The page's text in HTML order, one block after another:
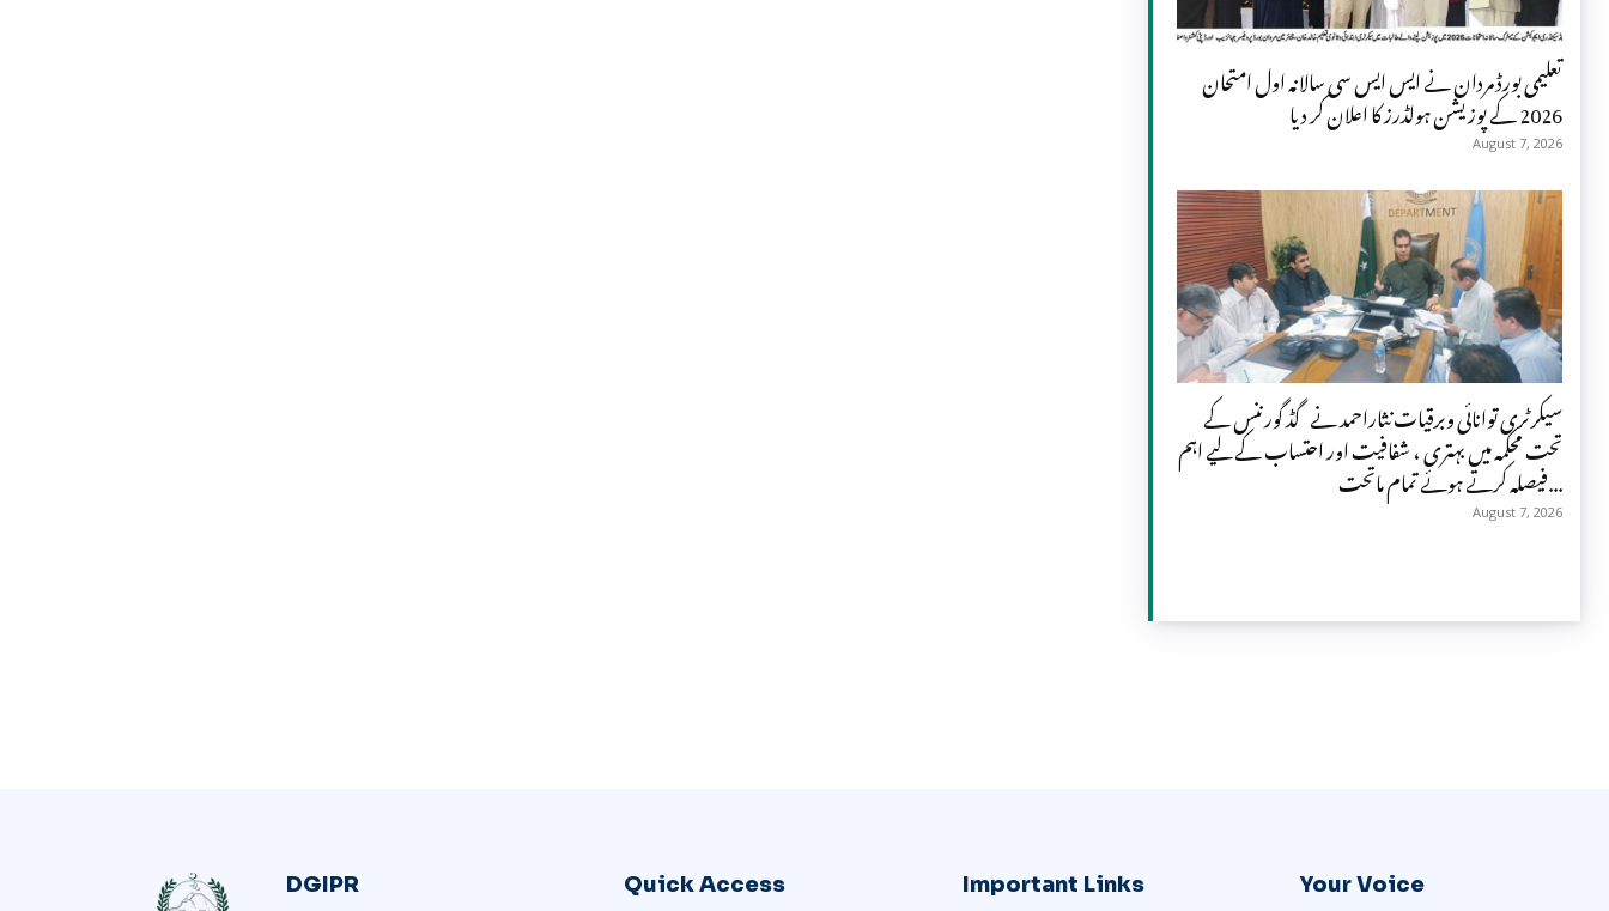
تعلیمی بورڈ مردان نے ایس ایس سی سالانہ اول امتحان
2026 کے پوزیشن ہولڈرز کا اعلان کر دیا
August 7, 2026
سیکرٹری توانائی وبرقیات نثاراحمد نے گڈ گورننس کے
تحت محکمہ میں بہتری ، شفافیت اور احتساب کے لیے اہم
فیصلہ کرتے ہوئے تمام ماتحت...
August 7, 2026
DGIPR Quick Access Important Links Your Voice